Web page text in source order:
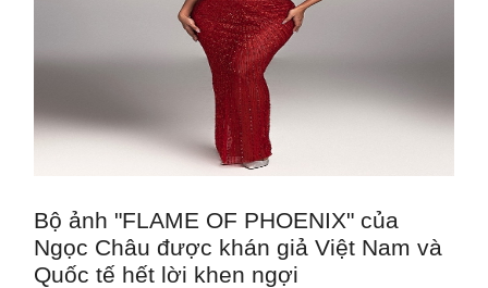
Bộ ảnh "FLAME OF PHOENIX" của
Ngọc Châu được khán giả Việt Nam và
Quốc tế hết lời khen ngợi